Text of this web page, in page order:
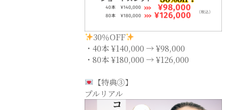
30％OFF
・40本 ¥140,000 → ¥98,000
・80本 ¥180,000 → ¥126,000
【特典③】
プルリアル